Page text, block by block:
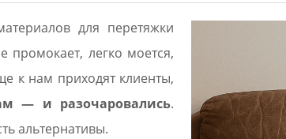
для перетяжки
легко моется,
к нам приходят клиенты,
— и разочаровались.
альтернативы.